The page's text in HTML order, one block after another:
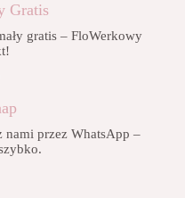
Gratis
gratis – FloWerkowy
nami przez WhatsApp –